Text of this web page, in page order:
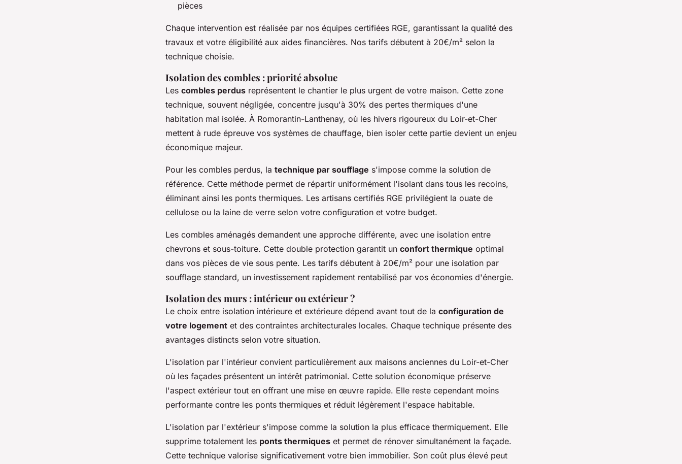
pièces
Chaque intervention est réalisée par nos équipes certifiées RGE, garantissant la qualité des
travaux et votre éligibilité aux aides financières. Nos tarifs débutent à 20€/m² selon la
technique choisie.
Isolation des combles : priorité absolue
Les combles perdus représentent le chantier le plus urgent de votre maison. Cette zone
technique, souvent négligée, concentre jusqu'à 30% des pertes thermiques d'une
habitation mal isolée. À Romorantin-Lanthenay, où les hivers rigoureux du Loir-et-Cher
mettent à rude épreuve vos systèmes de chauffage, bien isoler cette partie devient un enjeu
économique majeur.
Pour les combles perdus, la technique par soufflage s'impose comme la solution de
référence. Cette méthode permet de répartir uniformément l'isolant dans tous les recoins,
éliminant ainsi les ponts thermiques. Les artisans certifiés RGE privilégient la ouate de
cellulose ou la laine de verre selon votre configuration et votre budget.
Les combles aménagés demandent une approche différente, avec une isolation entre
chevrons et sous-toiture. Cette double protection garantit un confort thermique optimal
dans vos pièces de vie sous pente. Les tarifs débutent à 20€/m² pour une isolation par
soufflage standard, un investissement rapidement rentabilisé par vos économies d'énergie.
Isolation des murs : intérieur ou extérieur ?
Le choix entre isolation intérieure et extérieure dépend avant tout de la configuration de
votre logement et des contraintes architecturales locales. Chaque technique présente des
avantages distincts selon votre situation.
L'isolation par l'intérieur convient particulièrement aux maisons anciennes du Loir-et-Cher
où les façades présentent un intérêt patrimonial. Cette solution économique préserve
l'aspect extérieur tout en offrant une mise en œuvre rapide. Elle reste cependant moins
performante contre les ponts thermiques et réduit légèrement l'espace habitable.
L'isolation par l'extérieur s'impose comme la solution la plus efficace thermiquement. Elle
supprime totalement les ponts thermiques et permet de rénover simultanément la façade.
Cette technique valorise significativement votre bien immobilier. Son coût plus élevé peut